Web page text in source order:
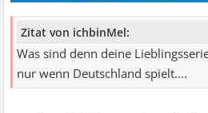
Zitat von ichbinMel:
Was sind denn deine
nur wenn Deutschland spielt....